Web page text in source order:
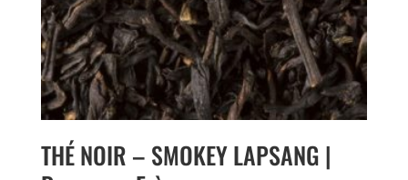
THÉ NOIR – SMOKEY LAPSANG |